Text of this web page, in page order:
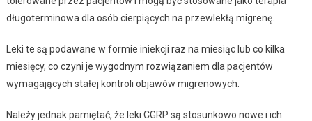
długoterminowa dla osób cierpiących na przewlekłą migrenę.
Leki te są podawane w formie iniekcji raz na miesiąc lub co kilka
miesięcy, co czyni je wygodnym rozwiązaniem dla pacjentów
wymagających stałej kontroli objawów migrenowych.
Należy jednak pamiętać, że leki CGRP są stosunkowo nowe i ich